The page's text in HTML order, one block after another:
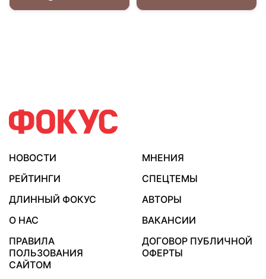
НОВОСТИ
МНЕНИЯ
РЕЙТИНГИ
СПЕЦТЕМЫ
ДЛИННЫЙ ФОКУС
АВТОРЫ
О НАС
ВАКАНСИИ
ПРАВИЛА
ПОЛЬЗОВАНИЯ
САЙТОМ
ДОГОВОР ПУБЛИЧНОЙ
ОФЕРТЫ